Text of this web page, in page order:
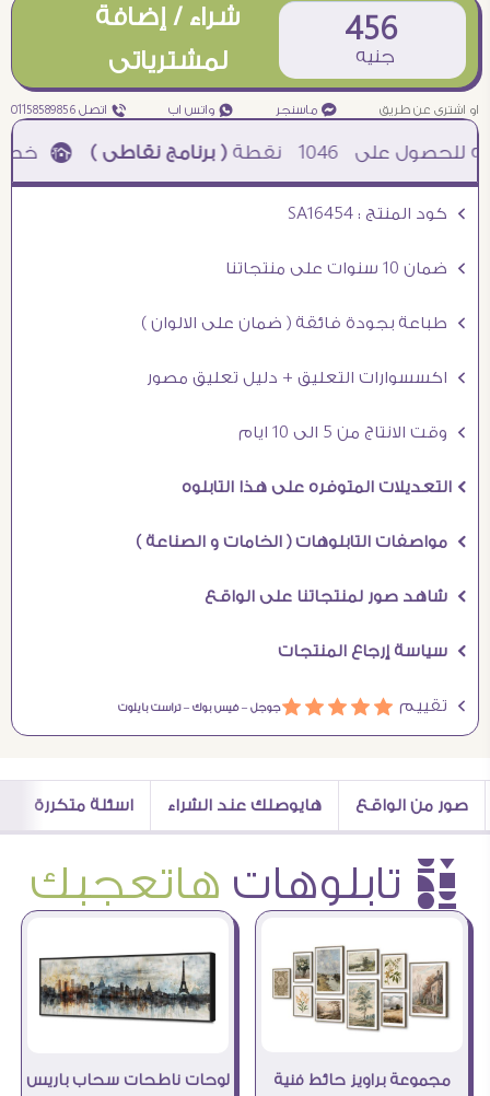
456
جنيه
شراء / إضافة
لمشترياتى
او اشترى عن طريق ¥ ماسنجر ₧ واتس اب ƒ اتصل 01158589856
1046 نقطة( برنامج نقاطى )à خصم 5% للعملاء الجدد à شحن مجانى عند الشراء ب 4000 جنيه à
Ö كود المنتج : SA16454
Ö ضمان 10 سنوات على منتجاتنا
Ö طباعة بجودة فائقة ( ضمان على الالوان )
Ö اكسسوارات التعليق + دليل تعليق مصور
Ö وقت الانتاج من 5 الى 10 ايام
Ö التعديلات المتوفره على هذا التابلوه
Ö مواصفات التابلوهات ( الخامات و الصناعة )
Ö شاهد صور لمنتجاتنا على الواقع
Ö سياسة إرجاع المنتجات
Ö تقييم áááááجوجل –فيس بوك –تراست بايلوت
صور من الواقع هايوصلك عند الشراء اسئلة متكررة
è تابلوهات هاتعجبك
مجموعة براويز حائط فنية
لوحات ناطحات سحاب باريس